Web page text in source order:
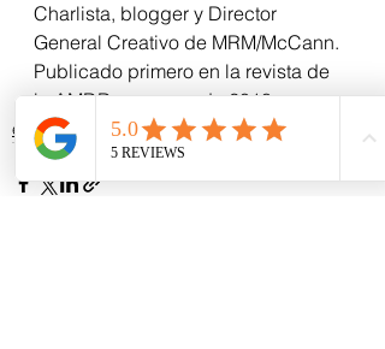
Charlista, blogger y Director
General Creativo de MRM/McCann.
Publicado primero en la revista de
la AMDD en marzo de 2018
entretenimiento